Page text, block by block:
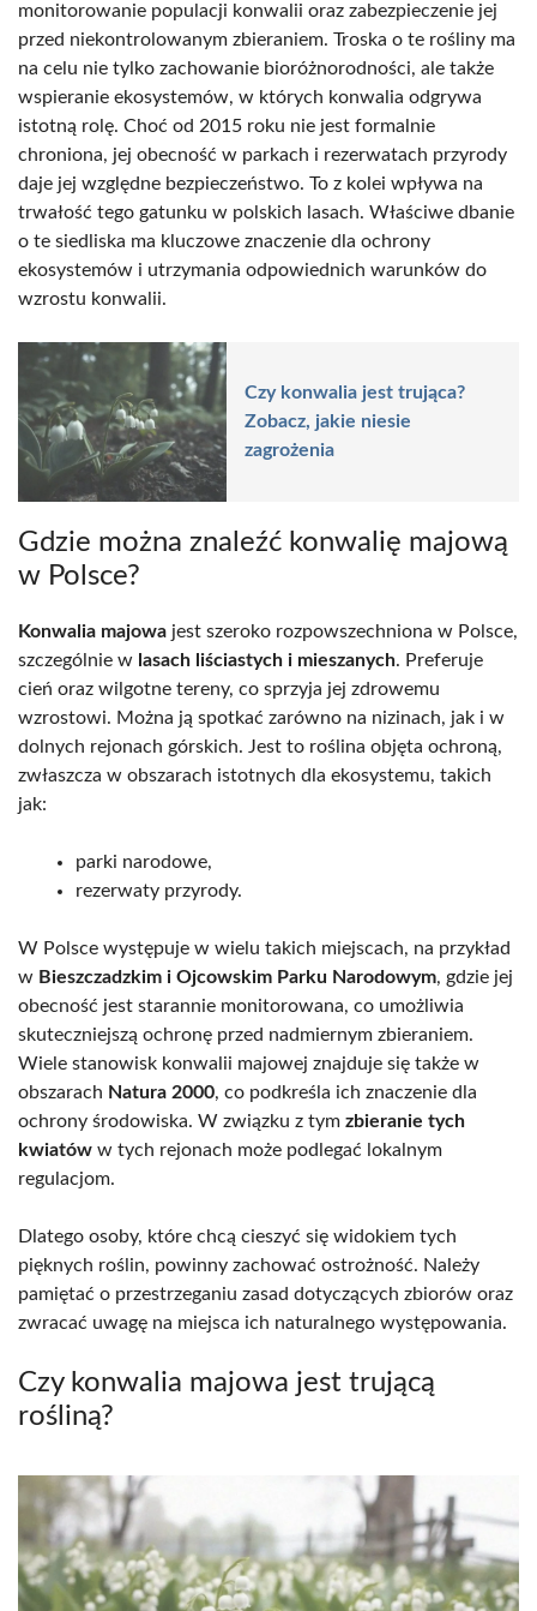
monitorowanie populacji konwalii oraz zabezpieczenie jej
przed niekontrolowanym zbieraniem. Troska o te rośliny ma
na celu nie tylko zachowanie bioróżnorodności, ale także
wspieranie ekosystemów, w których konwalia odgrywa
istotną rolę. Choć od 2015 roku nie jest formalnie
chroniona, jej obecność w parkach i rezerwatach przyrody
daje jej względne bezpieczeństwo. To z kolei wpływa na
trwałość tego gatunku w polskich lasach. Właściwe dbanie
o te siedliska ma kluczowe znaczenie dla ochrony
ekosystemów i utrzymania odpowiednich warunków do
wzrostu konwalii.
Czy konwalia jest trująca?
Zobacz, jakie niesie
zagrożenia
Gdzie można znaleźć konwalię majową
w Polsce?
Konwalia majowa jest szeroko rozpowszechniona w Polsce,
szczególnie w lasach liściastych i mieszanych. Preferuje
cień oraz wilgotne tereny, co sprzyja jej zdrowemu
wzrostowi. Można ją spotkać zarówno na nizinach, jak i w
dolnych rejonach górskich. Jest to roślina objęta ochroną,
zwłaszcza w obszarach istotnych dla ekosystemu, takich
jak:
parki narodowe,
rezerwaty przyrody.
W Polsce występuje w wielu takich miejscach, na przykład
w Bieszczadzkim i Ojcowskim Parku Narodowym, gdzie jej
obecność jest starannie monitorowana, co umożliwia
skuteczniejszą ochronę przed nadmiernym zbieraniem.
Wiele stanowisk konwalii majowej znajduje się także w
obszarach Natura 2000, co podkreśla ich znaczenie dla
ochrony środowiska. W związku z tym zbieranie tych
kwiatów w tych rejonach może podlegać lokalnym
regulacjom.
Dlatego osoby, które chcą cieszyć się widokiem tych
pięknych roślin, powinny zachować ostrożność. Należy
pamiętać o przestrzeganiu zasad dotyczących zbiorów oraz
zwracać uwagę na miejsca ich naturalnego występowania.
Czy konwalia majowa jest trującą
rośliną?